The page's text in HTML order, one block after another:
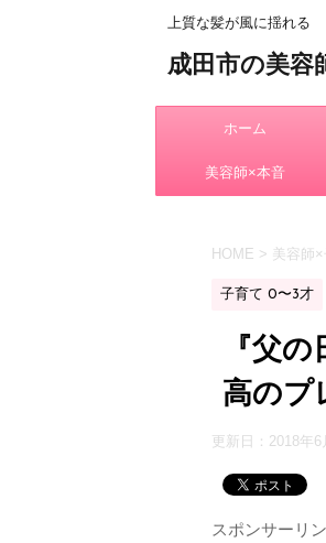
上質な髪が風に揺れる
成田市の美容
ホーム
美容師×本音
HOME > 美容師
子育て 0〜3才
『父
高のプ
更新日： 2018年6
スポンサーリ